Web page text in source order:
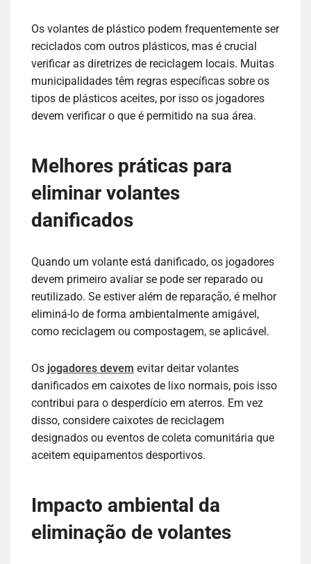
Os volantes de plástico podem frequentemente ser
reciclados com outros plásticos, mas é crucial
verificar as diretrizes de reciclagem locais. Muitas
municipalidades têm regras específicas sobre os
tipos de plásticos aceites, por isso os jogadores
devem verificar o que é permitido na sua área.
Melhores práticas para
eliminar volantes
danificados
Quando um volante está danificado, os jogadores
devem primeiro avaliar se pode ser reparado ou
reutilizado. Se estiver além de reparação, é melhor
eliminá-lo de forma ambientalmente amigável,
como reciclagem ou compostagem, se aplicável.
Os jogadores devem evitar deitar volantes
danificados em caixotes de lixo normais, pois isso
contribui para o desperdício em aterros. Em vez
disso, considere caixotes de reciclagem
designados ou eventos de coleta comunitária que
aceitem equipamentos desportivos.
Impacto ambiental da
eliminação de volantes